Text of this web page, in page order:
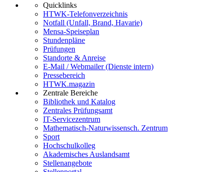
Quicklinks
HTWK-Telefonverzeichnis
Notfall (Unfall, Brand, Havarie)
Mensa-Speiseplan
Stundenpläne
Prüfungen
Standorte & Anreise
E-Mail / Webmailer (Dienste intern)
Pressebereich
HTWK.magazin
Zentrale Bereiche
Bibliothek und Katalog
Zentrales Prüfungsamt
IT-Servicezentrum
Mathematisch-Naturwissensch. Zentrum
Sport
Hochschulkolleg
Akademisches Auslandsamt
Stellenangebote